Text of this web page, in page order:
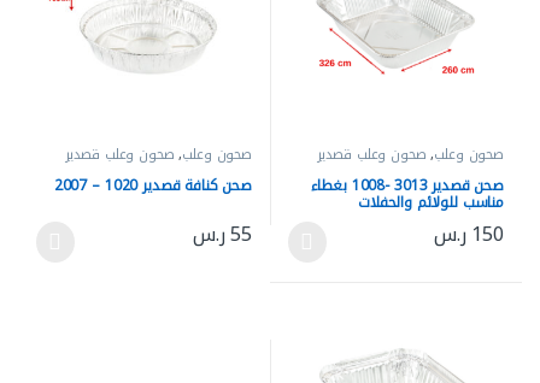
صحون وعلب,صحون وعلب قصدير
صحن قصدير 3013 -1008 بغطاء
مناسب للولائم والحفلات
150 ر.س
هناك العديد من الأشكال المختلفة لهذا المنتج. يمكن اختيار
صحون وعلب,صحون وعلب قصدير
صحن كنافة قصدير 1020 – 2007
55ر.س
هناك العديد من الأشكال